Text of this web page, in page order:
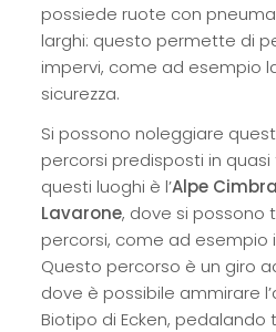
possiede ruote con
larghi: questo permette di
impervi, come ad esempio
sicurezza.
Si possono noleggiare
percorsi predisposti in quasi
questi luoghi è l’Alpe Cimbra
Lavarone, dove si possono
percorsi, come ad esempio il
Questo percorso è un giro
dove è possibile ammirare
Biotipo di Ecken, pedalando